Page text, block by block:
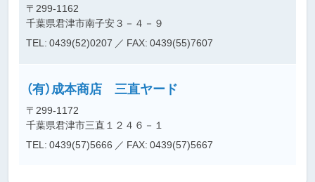
〒299-1162
千葉県君津市南子安３－４－９
TEL: 0439(52)0207 ／ FAX: 0439(55)7607
（有）成本商店 三直ヤード
〒299-1172
千葉県君津市三直１２４６－１
TEL: 0439(57)5666 ／ FAX: 0439(57)5667